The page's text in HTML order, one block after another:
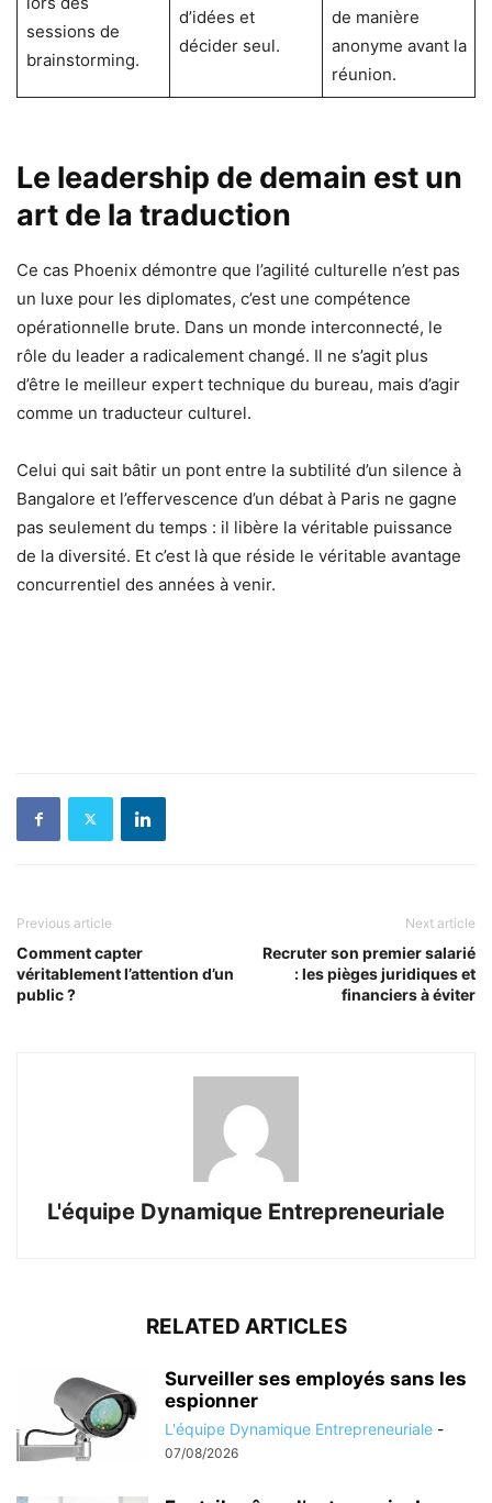
sessions de
brainstorming.
d’idées et
décider seul.
de manière
anonyme avant la
réunion.
Le leadership de demain est un
art de la traduction
Ce cas Phoenix démontre que l’agilité culturelle n’est pas
un luxe pour les diplomates, c’est une compétence
opérationnelle brute. Dans un monde interconnecté, le
rôle du leader a radicalement changé. Il ne s’agit plus
d’être le meilleur expert technique du bureau, mais d’agir
comme un traducteur culturel.
Celui qui sait bâtir un pont entre la subtilité d’un silence à
Bangalore et l’effervescence d’un débat à Paris ne gagne
pas seulement du temps : il libère la véritable puissance
de la diversité. Et c’est là que réside le véritable avantage
concurrentiel des années à venir.
Previous article
Comment capter
véritablement l’attention d’un
public ?
Next article
Recruter son premier salarié
: les pièges juridiques et
financiers à éviter
L'équipe Dynamique Entrepreneuriale
RELATED ARTICLES
Surveiller ses employés sans les
espionner
L'équipe Dynamique Entrepreneuriale -
07/08/2026